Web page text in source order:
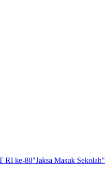
RI ke-80"Jaksa Masuk Sekolah"